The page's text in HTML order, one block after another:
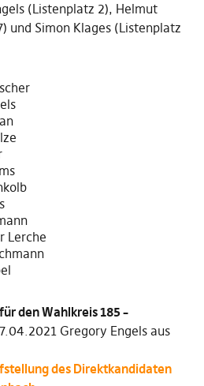
(Listenplatz 2), Helmut
und Simon Klages (Listenplatz
Lerche
den Wahlkreis 185 –
Gregory Engels aus
des Direktkandidaten